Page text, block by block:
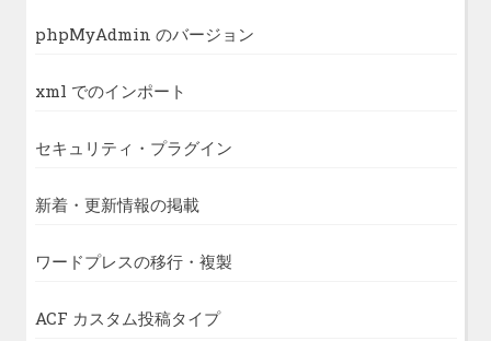
phpMyAdmin のバージョン
xml でのインポート
セキュリティ・プラグイン
新着・更新情報の掲載
ワードプレスの移行・複製
ACF カスタム投稿タイプ